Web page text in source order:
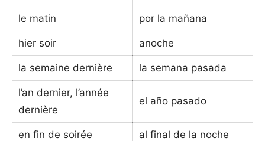
le matin por la mañana
hier soir anoche
la semaine dernière la semana pasada
l’an dernier, l’année
dernière
el año pasado
en fin de soirée al final de la noche